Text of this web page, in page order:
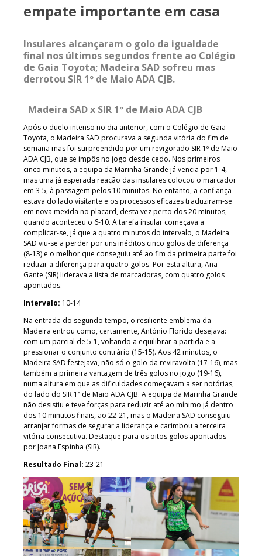
empate importante em casa
Insulares alcançaram o golo da igualdade
final nos últimos segundos frente ao Colégio
de Gaia Toyota; Madeira SAD sofreu mas
derrotou SIR 1º de Maio ADA CJB.
Madeira SAD x SIR 1º de Maio ADA CJB
Após o duelo intenso no dia anterior, com o Colégio de Gaia
Toyota, o Madeira SAD procurava a segunda vitória do fim de
semana mas foi surpreendido por um revigorado SIR 1º de Maio
ADA CJB, que se impôs no jogo desde cedo. Nos primeiros
cinco minutos, a equipa da Marinha Grande já vencia por 1-4,
mas uma já esperada reação das insulares colocou o marcador
em 3-5, à passagem pelos 10 minutos. No entanto, a confiança
estava do lado visitante e os processos eficazes traduziram-se
em nova mexida no placard, desta vez perto dos 20 minutos,
quando aconteceu o 6-10. A tarefa insular começava a
complicar-se, já que a quatro minutos do intervalo, o Madeira
SAD viu-se a perder por uns inéditos cinco golos de diferença
(8-13) e o melhor que conseguiu até ao fim da primeira parte foi
reduzir a diferença para quatro golos. Por esta altura, Ana
Gante (SIR) liderava a lista de marcadoras, com quatro golos
apontados.
Intervalo: 10-14
Na entrada do segundo tempo, o resiliente emblema da
Madeira entrou como, certamente, António Florido desejava:
com um parcial de 5-1, voltando a equilibrar a partida e a
pressionar o conjunto contrário (15-15). Aos 42 minutos, o
Madeira SAD festejava, não só o golo da reviravolta (17-16), mas
também a primeira vantagem de três golos no jogo (19-16),
numa altura em que as dificuldades começavam a ser notórias,
do lado do SIR 1º de Maio ADA CJB. A equipa da Marinha Grande
não desistiu e teve forças para reduzir até ao mínimo já dentro
dos 10 minutos finais, ao 22-21, mas o Madeira SAD conseguiu
arranjar formas de segurar a liderança e carimbou a terceira
vitória consecutiva. Destaque para os oitos golos apontados
por Joana Espinha (SIR).
Resultado Final: 23-21